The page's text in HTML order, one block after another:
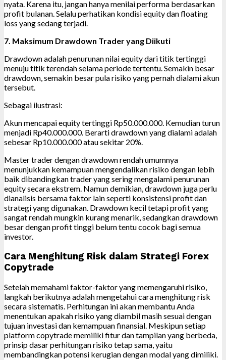
nyata. Karena itu, jangan hanya menilai performa berdasarkan
profit bulanan. Selalu perhatikan kondisi equity dan floating
loss yang sedang terjadi.
7. Maksimum Drawdown Trader yang Diikuti
Drawdown adalah penurunan nilai equity dari titik tertinggi
menuju titik terendah selama periode tertentu. Semakin besar
drawdown, semakin besar pula risiko yang pernah dialami akun
tersebut.
Sebagai ilustrasi:
Akun mencapai equity tertinggi Rp50.000.000. Kemudian turun
menjadi Rp40.000.000. Berarti drawdown yang dialami adalah
sebesar Rp10.000.000 atau sekitar 20%.
Master trader dengan drawdown rendah umumnya
menunjukkan kemampuan mengendalikan risiko dengan lebih
baik dibandingkan trader yang sering mengalami penurunan
equity secara ekstrem. Namun demikian, drawdown juga perlu
dianalisis bersama faktor lain seperti konsistensi profit dan
strategi yang digunakan. Drawdown kecil tetapi profit yang
sangat rendah mungkin kurang menarik, sedangkan drawdown
besar dengan profit tinggi belum tentu cocok bagi semua
investor.
Cara Menghitung Risk dalam Strategi Forex
Copytrade
Setelah memahami faktor-faktor yang memengaruhi risiko,
langkah berikutnya adalah mengetahui cara menghitung risk
secara sistematis. Perhitungan ini akan membantu Anda
menentukan apakah risiko yang diambil masih sesuai dengan
tujuan investasi dan kemampuan finansial. Meskipun setiap
platform copytrade memiliki fitur dan tampilan yang berbeda,
prinsip dasar perhitungan risiko tetap sama, yaitu
membandingkan potensi kerugian dengan modal yang dimiliki.